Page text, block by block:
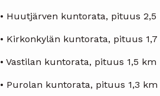
• Huutjärven kuntorata, pituus 2,5
• Kirkonkylän kuntorata, pituus
• Vastilan kuntorata, pituus 1,5 km
• Purolan kuntorata, pituus 1,3 km